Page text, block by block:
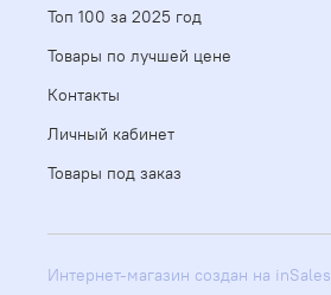
Топ 100 за 2025 год
Товары по лучшей цене
Контакты
Личный кабинет
Товары под заказ
Интернет-магазин создан на inSales